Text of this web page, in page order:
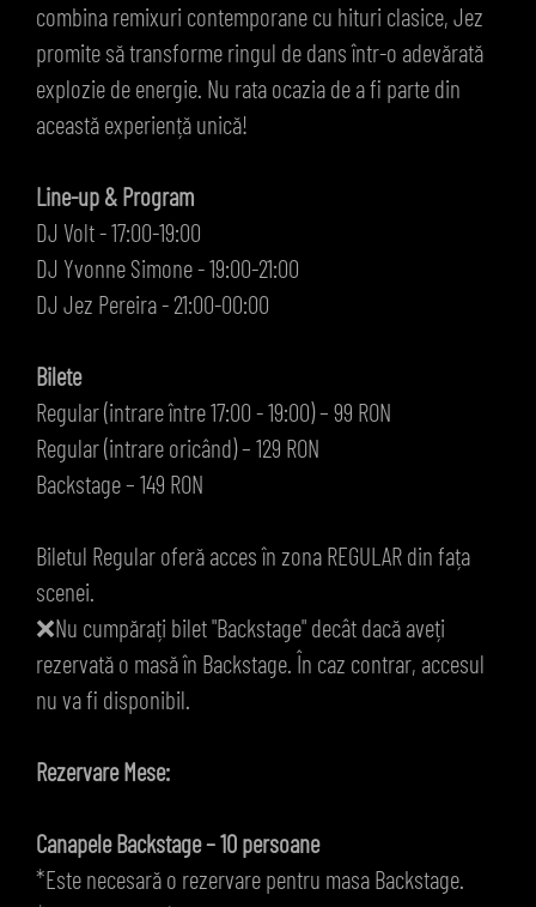
combina remixuri contemporane cu hituri clasice, Jez
promite să transforme ringul de dans într-o adevărată
explozie de energie. Nu rata ocazia de a fi parte din
această experiență unică!
Line-up & Program
DJ Volt - 17:00-19:00
DJ Yvonne Simone - 19:00-21:00
DJ Jez Pereira - 21:00-00:00
Bilete
Regular (intrare între 17:00 - 19:00) – 99 RON
Regular (intrare oricând) – 129 RON
Backstage – 149 RON
Biletul Regular oferă acces în zona REGULAR din fața
scenei.
❌Nu cumpărați bilet "Backstage" decât dacă aveți
rezervată o masă în Backstage. În caz contrar, accesul
nu va fi disponibil.
Rezervare Mese:
Canapele Backstage – 10 persoane
*Este necesară o rezervare pentru masa Backstage.